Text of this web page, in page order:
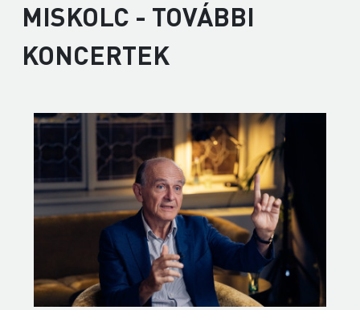
MISKOLC - TOVÁBBI
KONCERTEK